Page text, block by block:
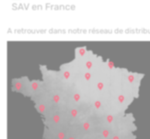
SAV en France
A retrouver dans notre réseau de